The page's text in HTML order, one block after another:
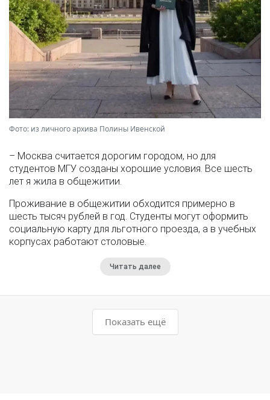
Фото: из личного архива Полины Ивенской
– Москва считается дорогим городом, но для
студентов МГУ созданы хорошие условия. Все шесть
лет я жила в общежитии.
Проживание в общежитии обходится примерно в
шесть тысяч рублей в год. Студенты могут оформить
социальную карту для льготного проезда, а в учебных
корпусах работают столовые.
Читать далее
Показать ещё